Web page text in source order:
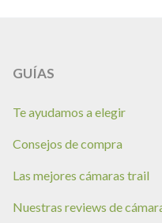
GUÍAS
Te ayudamos a elegir
Consejos de compra
Las mejores cámaras trail
Nuestras reviews de